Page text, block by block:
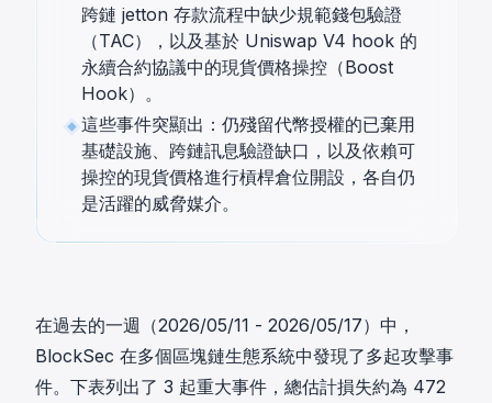
跨鏈 jetton 存款流程中缺少規範錢包驗證
（TAC），以及基於 Uniswap V4 hook 的
永續合約協議中的現貨價格操控（Boost
Hook）。
這些事件突顯出：仍殘留代幣授權的已棄用
基礎設施、跨鏈訊息驗證缺口，以及依賴可
操控的現貨價格進行槓桿倉位開設，各自仍
是活躍的威脅媒介。
在過去的一週（2026/05/11 - 2026/05/17）中，
BlockSec 在多個區塊鏈生態系統中發現了多起攻擊事
件。下表列出了 3 起重大事件，總估計損失約為 472